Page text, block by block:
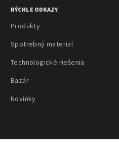
RÝCHLE ODKAZY
Produkty
Spotrebný material
Technologické riešenia
Bazár
Novinky